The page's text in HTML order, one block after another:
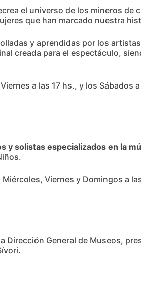
el universo de los mineros
que han marcado nuestra
y aprendidas por los
creada para el espectáculo,
a las 17 hs., y los Sábados
y solistas especializados en la
Viernes y Domingos a
Dirección General de Museos,